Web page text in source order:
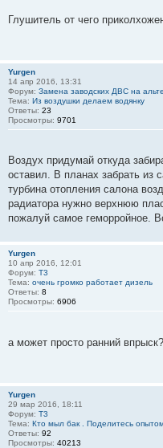
Глушитель от чего
Yurgen
14 апр 2016, 13:31
Форум: Замена заводских ДВС на
Тема: Из воздушки делаем водянку
Ответы: 23
Просмотры: 9701
Воздух придумай откуда
оставил. В планах забрать из
турбина отопления салона
радиатора нужно верхнюю
пожалуй самое геморройное.
Yurgen
10 апр 2016, 12:01
Форум: T3
Тема: очень громко работает дизель
Ответы: 8
Просмотры: 6906
а может просто ранний
Yurgen
29 мар 2016, 18:11
Форум: T3
Тема: Кто мыл бак . Поделитесь
Ответы: 92
Просмотры: 40213